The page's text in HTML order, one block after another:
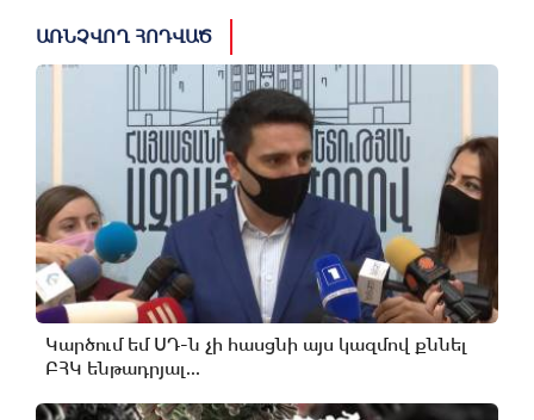
ԱՌՆՉՎՈՂ ՀՈԴՎԱԾ
Կարծում եմ ՍԴ-ն չի հասցնի այս կազմով քննել
ԲՀԿ ենթադրյալ...